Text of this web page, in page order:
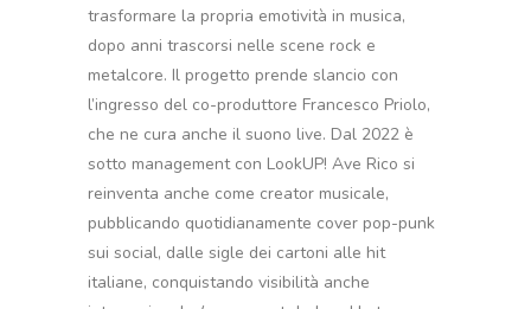
trasformare la propria emotività in musica,
dopo anni trascorsi nelle scene rock e
metalcore. Il progetto prende slancio con
l’ingresso del co-produttore Francesco Priolo,
che ne cura anche il suono live. Dal 2022 è
sotto management con LookUP! Ave Rico si
reinventa anche come creator musicale,
pubblicando quotidianamente cover pop-punk
sui social, dalle sigle dei cartoni alle hit
italiane, conquistando visibilità anche